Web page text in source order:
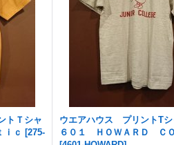
トＴシャ
ｃ [275-
ウエアハウス プリントT
６０１ ＨＯＷＡＲＤ Ｃ